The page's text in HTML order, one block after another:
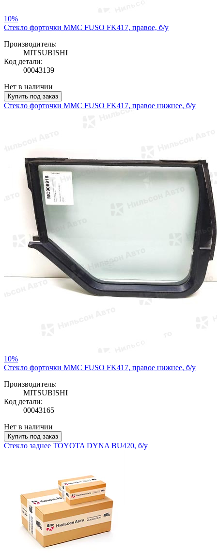
10%
Стекло форточки MMC FUSO FK417, правое, б/у
Производитель:
MITSUBISHI
Код детали:
00043139
Нет в наличии
Купить под заказ
Стекло форточки MMC FUSO FK417, правое нижнее, б/у
10%
Стекло форточки MMC FUSO FK417, правое нижнее, б/у
Производитель:
MITSUBISHI
Код детали:
00043165
Нет в наличии
Купить под заказ
Стекло заднее TOYOTA DYNA BU420, б/у